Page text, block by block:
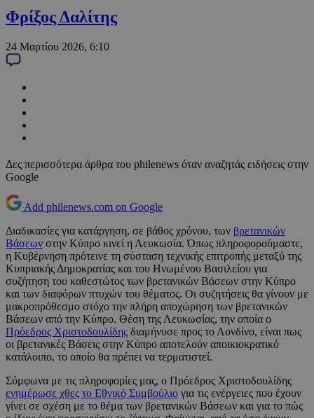
Φρίξος Δαλίτης
24 Μαρτίου 2026, 6:10
Δες περισσότερα άρθρα του philenews όταν αναζητάς ειδήσεις στην
Google
Add philenews.com on Google
Διαδικασίες για κατάργηση, σε βάθος χρόνου, των βρετανικών
Βάσεων στην Κύπρο κινεί η Λευκωσία. Όπως πληροφορούμαστε,
η Κυβέρνηση πρότεινε τη σύσταση τεχνικής επιτροπής μεταξύ της
Κυπριακής Δημοκρατίας και του Ηνωμένου Βασιλείου για
συζήτηση του καθεστώτος των βρετανικών Βάσεων στην Κύπρο
και των διαφόρων πτυχών του θέματος. Οι συζητήσεις θα γίνουν με
μακροπρόθεσμο στόχο την πλήρη αποχώρηση των βρετανικών
Βάσεων από την Κύπρο. Θέση της Λευκωσίας, την οποία ο
Πρόεδρος Χριστοδουλίδης διαμήνυσε προς το Λονδίνο, είναι πως
οι βρετανικές Βάσεις στην Κύπρο αποτελούν αποικιοκρατικό
κατάλοιπο, το οποίο θα πρέπει να τερματιστεί.
Σύμφωνα με τις πληροφορίες μας, ο Πρόεδρος Χριστοδουλίδης
ενημέρωσε χθες το Εθνικό Συμβούλιο για τις ενέργειες που έχουν
γίνει σε σχέση με το θέμα των βρετανικών Βάσεων και για το πώς